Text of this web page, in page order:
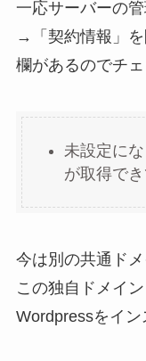
一応サーバーの
→「契約情報」
欄があるのでチェ
未設定に
が取得でき
今は別の共通ド
この独自ドメイ
Wordpressをイン